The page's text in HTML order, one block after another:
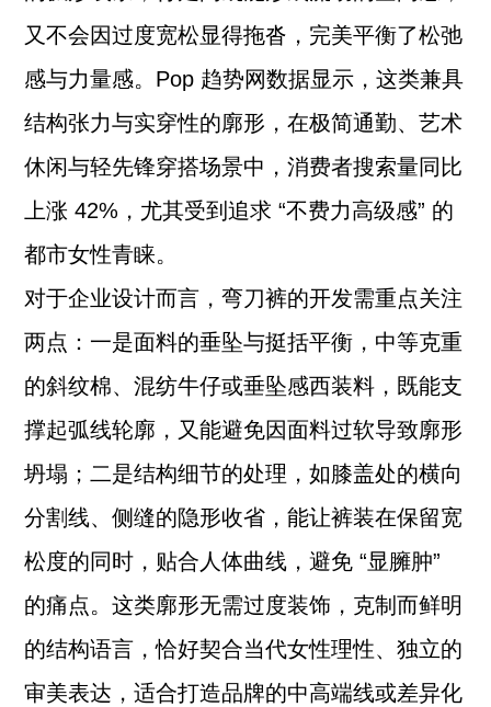
又不会因过度宽松显得拖沓，完美平衡了松弛
感与力量感。Pop 趋势网数据显示，这类兼具
结构张力与实穿性的廓形，在极简通勤、艺术
休闲与轻先锋穿搭场景中，消费者搜索量同比
上涨 42%，尤其受到追求 “不费力高级感” 的
都市女性青睐。
对于企业设计而言，弯刀裤的开发需重点关注
两点：一是面料的垂坠与挺括平衡，中等克重
的斜纹棉、混纺牛仔或垂坠感西装料，既能支
撑起弧线轮廓，又能避免因面料过软导致廓形
坍塌；二是结构细节的处理，如膝盖处的横向
分割线、侧缝的隐形收省，能让裤装在保留宽
松度的同时，贴合人体曲线，避免 “显臃肿”
的痛点。这类廓形无需过度装饰，克制而鲜明
的结构语言，恰好契合当代女性理性、独立的
审美表达，适合打造品牌的中高端线或差异化